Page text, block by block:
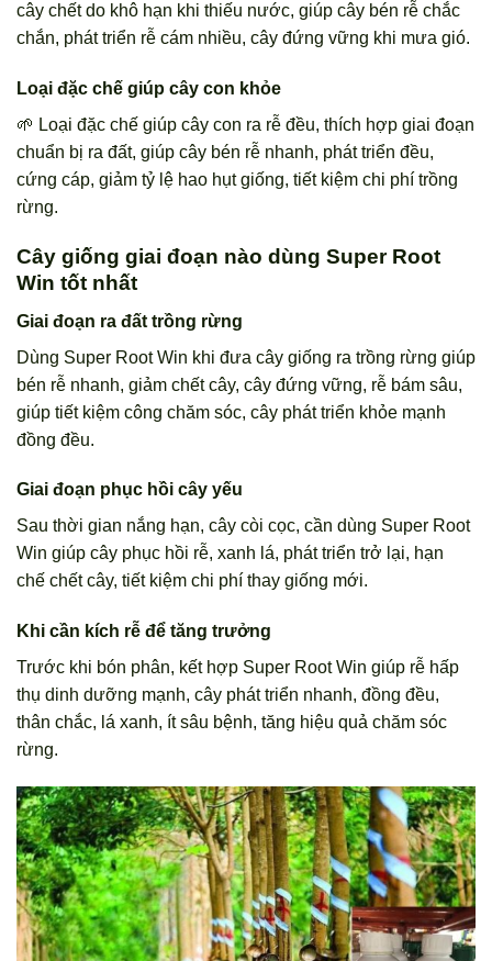
cây chết do khô hạn khi thiếu nước, giúp cây bén rễ chắc
chắn, phát triển rễ cám nhiều, cây đứng vững khi mưa gió.
Loại đặc chế giúp cây con khỏe
🌱 Loại đặc chế giúp cây con ra rễ đều, thích hợp giai đoạn
chuẩn bị ra đất, giúp cây bén rễ nhanh, phát triển đều,
cứng cáp, giảm tỷ lệ hao hụt giống, tiết kiệm chi phí trồng
rừng.
Cây giống giai đoạn nào dùng Super Root
Win tốt nhất
Giai đoạn ra đất trồng rừng
Dùng Super Root Win khi đưa cây giống ra trồng rừng giúp
bén rễ nhanh, giảm chết cây, cây đứng vững, rễ bám sâu,
giúp tiết kiệm công chăm sóc, cây phát triển khỏe mạnh
đồng đều.
Giai đoạn phục hồi cây yếu
Sau thời gian nắng hạn, cây còi cọc, cần dùng Super Root
Win giúp cây phục hồi rễ, xanh lá, phát triển trở lại, hạn
chế chết cây, tiết kiệm chi phí thay giống mới.
Khi cần kích rễ để tăng trưởng
Trước khi bón phân, kết hợp Super Root Win giúp rễ hấp
thụ dinh dưỡng mạnh, cây phát triển nhanh, đồng đều,
thân chắc, lá xanh, ít sâu bệnh, tăng hiệu quả chăm sóc
rừng.